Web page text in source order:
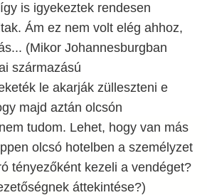
is igyekeztek rendesen
Ám ez nem volt elég ahhoz,
(Mikor Johannesburgban
származású
le akarják zülleszteni e
majd aztán olcsón
tudom. Lehet, hogy van más
olcsó hotelben a személyzet
tényezőként kezeli a vendéget?
áttekintése?)